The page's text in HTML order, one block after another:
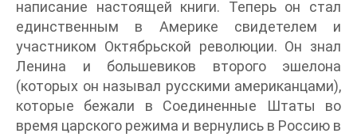
написание настоящей книги. Теперь он стал
единственным в Америке свидетелем и
участником Октябрьской революции. Он знал
Ленина и большевиков второго эшелона
(которых он называл русскими американцами),
которые бежали в Соединенные Штаты во
время царского режима и вернулись в Россию в